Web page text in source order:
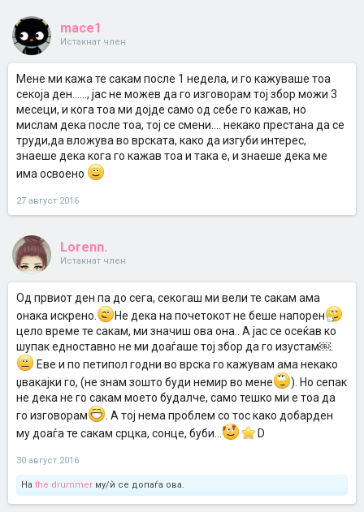
mace1
Истакнат член
Мене ми кажа те сакам после 1 недела, и го кажуваше тоа
секоја ден......, јас не можев да го изговорам тој збор можи 3
месеци, и кога тоа ми дојде само од себе го кажав, но
мислам дека после тоа, тој се смени.... некако престана да се
труди,да вложува во врската, како да изгуби интерес,
знаеше дека кога го кажав тоа и така е, и знаеше дека ме
има освоено
27 август 2016
Lorenn.
Истакнат член
Од првиот ден па до сега, секогаш ми вели те сакам ама
онака искрено.
Не дека на почетокот не беше напорен
цело време те сакам, ми значиш ова она.. А јас се осеќав ко
шупак едноставно не ми доаѓаше тој збор да го изустам￼.
Еве и по петипол годни во врска го кажувам ама некако
џвакајки го, (не знам зошто буди немир во мене
). Но сепак
не дека не го сакам моето будалче, само тешко ми е тоа да
го изговорам
. А тој нема проблем со тос како добарден
му доаѓа те сакам срцка, сонце, буби...
D
30 август 2016
На the drummer му/ѝ се допаѓа ова.